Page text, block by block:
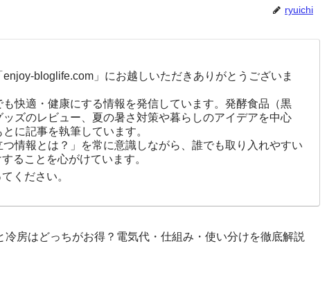
ryuichi
bloglife.com」にお越しいただきありがとうございま
快適・健康にする情報を発信しています。発酵食品（黒
ズのレビュー、夏の暑さ対策や暮らしのアイデアを中心
に記事を執筆しています。
つ情報とは？」を常に意識しながら、誰でも取り入れやすい
ることを心がけています。
ください。
冷房はどっちがお得？電気代・仕組み・使い分けを徹底解説